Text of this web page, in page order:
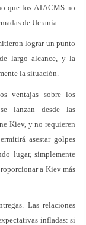
que los ATACMS no
de Ucrania.
lograr un punto
largo alcance, y la
la situación.
ventajas sobre los
lanzan desde las
Kiev, y no requieren
asestar golpes
lugar, simplemente
a Kiev más
Las relaciones
infladas: si